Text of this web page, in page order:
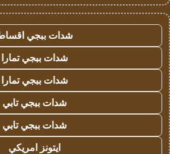
شدات ببجي
شدات ببجي تمارا
شدات ببجي تمارا
شدات ببجي تابي
شدات ببجي تابي
ايتونز امريكي